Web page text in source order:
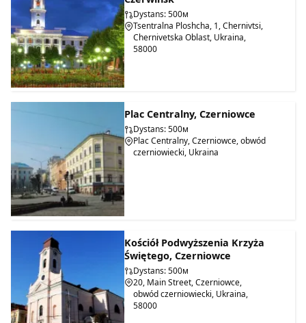
Dystans: 500м
Tsentralna Ploshcha, 1, Chernivtsi,
Chernivetska Oblast, Ukraina,
58000
Plac Centralny, Czerniowce
Dystans: 500м
Plac Centralny, Czerniowce, obwód
czerniowiecki, Ukraina
Kościół Podwyższenia Krzyża
Świętego, Czerniowce
Dystans: 500м
20, Main Street, Czerniowce,
obwód czerniowiecki, Ukraina,
58000